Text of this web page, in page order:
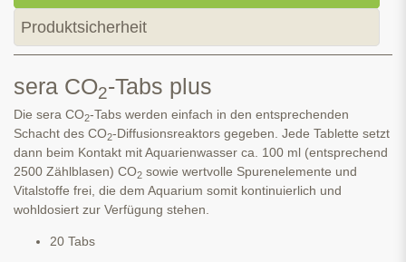
Produktsicherheit
sera CO2-Tabs plus
Die sera CO2-Tabs werden einfach in den entsprechenden
Schacht des CO2-Diffusionsreaktors gegeben. Jede Tablette setzt
dann beim Kontakt mit Aquarienwasser ca. 100 ml (entsprechend
2500 Zählblasen) CO2 sowie wertvolle Spurenelemente und
Vitalstoffe frei, die dem Aquarium somit kontinuierlich und
wohldosiert zur Verfügung stehen.
20 Tabs